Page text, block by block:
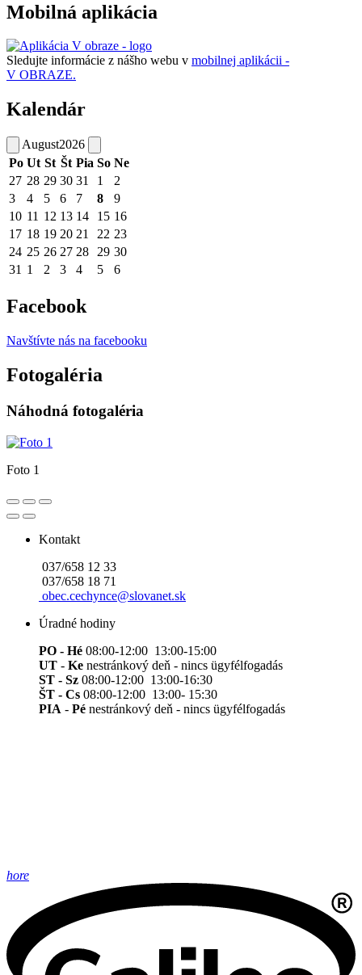
Mobilná aplikácia
Sledujte informácie z nášho webu v mobilnej aplikácii -
V OBRAZE.
Kalendár
August2026
Po Ut St Št Pia So Ne
27 28 29 30 31 1
2
3
4 5 6 7 8
9
10 11 12 13 14 15 16
17 18 19 20 21 22 23
24 25 26 27 28 29 30
31 1 2 3 4 5 6
Facebook
Navštívte nás na facebooku
Fotogaléria
Náhodná fotogaléria
Foto 1
Kontakt
037/658 12 33
037/658 18 71
obec.cechynce@slovanet.sk
Úradné hodiny
PO - Hé 08:00-12:00 13:00-15:00
UT - Ke nestránkový deň - nincs ügyfélfogadás
ST - Sz 08:00-12:00 13:00-16:30
ŠT - Cs 08:00-12:00 13:00- 15:30
PIA - Pé nestránkový deň - nincs ügyfélfogadás
hore